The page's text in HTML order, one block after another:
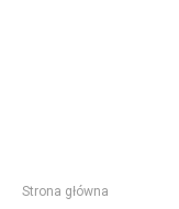
Strona główna